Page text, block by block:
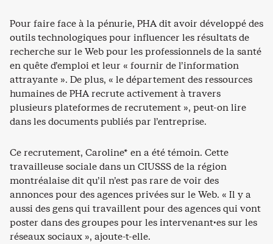
Pour faire face à la pénurie, PHA dit avoir développé des
outils technologiques pour influencer les résultats de
recherche sur le Web pour les professionnels de la santé
en quête d’emploi et leur « fournir de l’information
attrayante ». De plus, « le département des ressources
humaines de PHA recrute activement à travers
plusieurs plateformes de recrutement », peut-on lire
dans les documents publiés par l’entreprise.
Ce recrutement, Caroline* en a été témoin. Cette
travailleuse sociale dans un CIUSSS de la région
montréalaise dit qu’il n’est pas rare de voir des
annonces pour des agences privées sur le Web. « Il y a
aussi des gens qui travaillent pour des agences qui vont
poster dans des groupes pour les intervenant·es sur les
réseaux sociaux », ajoute-t-elle.